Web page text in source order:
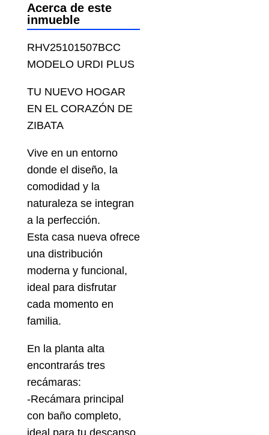
Acerca de este
inmueble
RHV25101507BCC
MODELO URDI PLUS
TU NUEVO HOGAR
EN EL CORAZÓN DE
ZIBATA
Vive en un entorno
donde el diseño, la
comodidad y la
naturaleza se integran
a la perfección.
Esta casa nueva ofrece
una distribución
moderna y funcional,
ideal para disfrutar
cada momento en
familia.
En la planta alta
encontrarás tres
recámaras:
-Recámara principal
con baño completo,